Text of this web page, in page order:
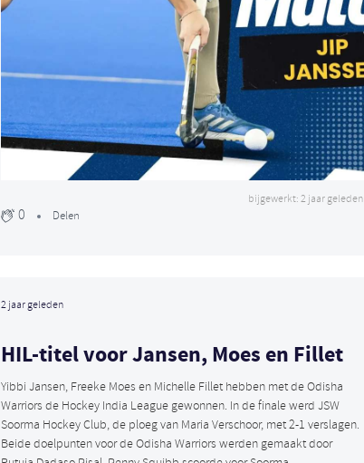
bijgewerkt: 2 jaar geleden
0 Delen
2 jaar geleden
HIL-titel voor Jansen, Moes en Fillet
Yibbi Jansen, Freeke Moes en Michelle Fillet hebben met de Odisha
Warriors de Hockey India League gewonnen. In de finale werd JSW
Soorma Hockey Club, de ploeg van Maria Verschoor, met 2-1 verslagen.
Beide doelpunten voor de Odisha Warriors werden gemaakt door